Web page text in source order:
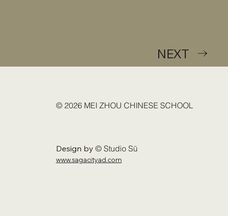
NEXT
© 2026 MEI ZHOU CHINESE SCHOOL
Design by © Studio Sū
www.sagacityad.com